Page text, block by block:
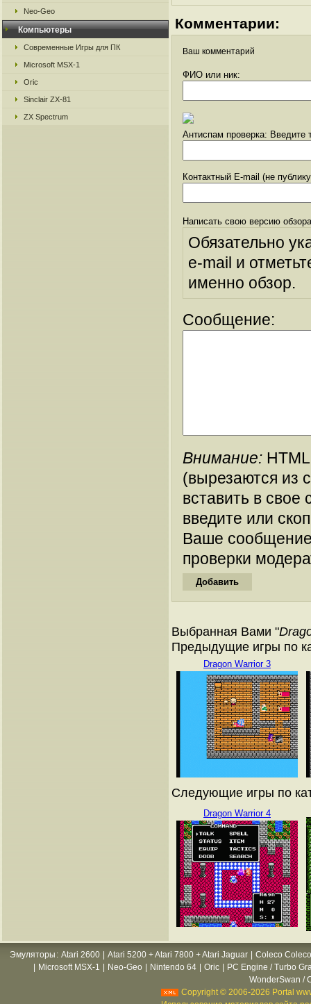
Neo-Geo
Компьютеры
Современные Игры для ПК
Microsoft MSX-1
Oric
Sinclair ZX-81
ZX Spectrum
Комментарии:
Ваш комментарий
ФИО или ник:
Антиспам проверка: Введите
Контактный E-mail (не
Написать свою версию
Обязательно
e-mail и
именно обзор.
Сообщение:
Внимание:
(вырезаются из
вставить в
введите или
Ваше
проверки
Выбранная Вами "
Предыдущие игры по
Dragon Warrior 3
Следующие игры по
Dragon Warrior 4
Эмуляторы : Atari 2600 Atari 5200 + Atari 7800 + Atari Jaguar
Coleco
Microsoft MSX-1 Neo-Geo Nintendo 64 Oric
PC Engine / Turbo
WonderSwan /
Copyright © 2006-2026 Portal